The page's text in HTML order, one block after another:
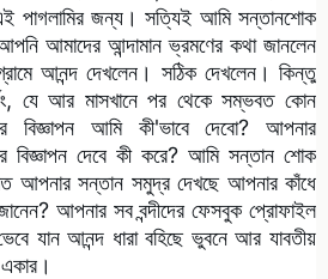
পাগলামির জন্য। সত্যিই আমি সন্তানশোক
আমাদের আন্দামান ভ্রমণের কথা জানলেন
আনন্দ দেখলেন। সঠিক দেখলেন। কিন্তু
যে আর মাসখানে পর থেকে সম্ভবত কোন
বিজ্ঞাপন আমি কী'ভাবে দেবো? আপনার
বিজ্ঞাপন দেবে কী করে? আমি সন্তান শোক
আপনার সন্তান সমুদ্র দেখছে আপনার কাঁধে
আপনার সব বন্দীদের ফেসবুক প্রোফাইল
যান আনন্দ ধারা বহিছে ভুবনে আর যাবতীয়